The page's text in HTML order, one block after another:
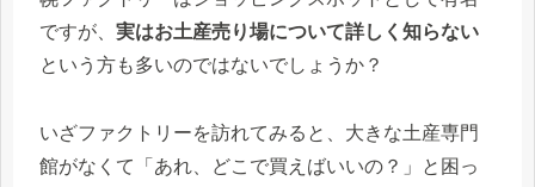
ですが、 実はお土産売り場について詳しく知らない
という方も多いのではないでしょうか？
いざファクトリーを訪れてみると、大きな土産専門
館がなくて「あれ、どこで買えばいいの？」と困っ